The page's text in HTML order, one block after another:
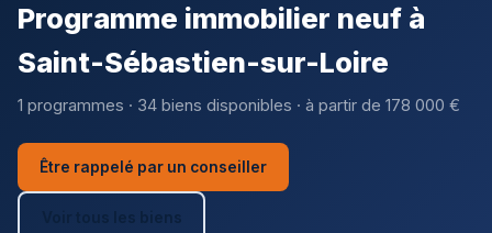
Programme immobilier neuf à
Saint-Sébastien-sur-Loire
1 programmes · 34 biens disponibles · à partir de 178 000 €
Être rappelé par un conseiller
Voir tous les biens